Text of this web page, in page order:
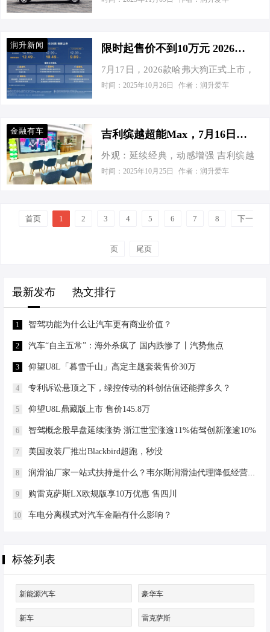
示界06成为市场上将法式驾控乐趣，
06采用麦弗逊式独立悬架加多连杆式
独立悬架的组合，整体调校很好的兼
不抖、驾乘不晕 ”6个绝技。 当然，示
元，实际成交价格为5.49-5.59万元，
详见下表： 东风小康C37 指导价 优惠
金额 成交价格 获取底价 2019款 1.5L
舒适型 国VI DK15 5.89万 0.30万 5.59
润升新闻 限时起售价不到10万元 2026款哈弗大狗正式上市
7月17日，2026款哈弗大狗正式上市，
全系共推出3款车型，官方指导价格区
格为9.89万-12.49万元。而在新的价格
吸引力之外，更多的可玩性成为新款
哈弗大狗的看点所在。 新款的哈弗大
狗在设计观感上还是延续了老款车型
换上了点阵风格的装饰并且车灯也进
哈弗大狗的外观精致感提升了不少。
保持在2738mm,不过…
时间：2025年10月26日 作者：润升爱车
金融有车 吉利缤越超能Max，7月16日震撼上市
外观：延续经典，动感增强 吉利缤越
超能Max延续了家族式的时尚设计风
犹如一双锐利的眼睛，照亮前行的道
贯穿式尾灯设计简洁大方，点亮后犹
如璀璨的星河，在夜晚中格外醒目，
独特的个性魅力。 内饰：质感与科技
的完美融合 步入车内，首先映入眼帘
大、显示更清晰，操作流畅度显著提
升。车机系统集成了语音识别、手机
时间：2025年10月25日 作者：润升爱车
首页 1 2 3 4 5 6 7 8 下一
页 尾页
最新发布 热文排行
1 智驾功能为什么让汽车更有商业价值？
2 汽车“自主五常”：海外杀疯了 国内跌惨了丨汽势焦点
3 仰望U8L「暮雪千山」高定主题套装售价30万
4 专利诉讼悬顶之下，绿控传动的科创估值还能撑多久？
5 仰望U8L鼎藏版上市 售价145.8万
6 智驾概念股早盘延续涨势 浙江世宝涨逾11%佑驾创新涨逾10%
7 美国改装厂推出Blackbird超跑，秒没
8 润滑油厂家一站式扶持是什么？韦尔斯润滑油代理降低经营门槛
9 购雷克萨斯LX欧规版享10万优惠 售四川
10 车电分离模式对汽车金融有什么影响？
标签列表
新能源汽车 豪华车
新车 雷克萨斯